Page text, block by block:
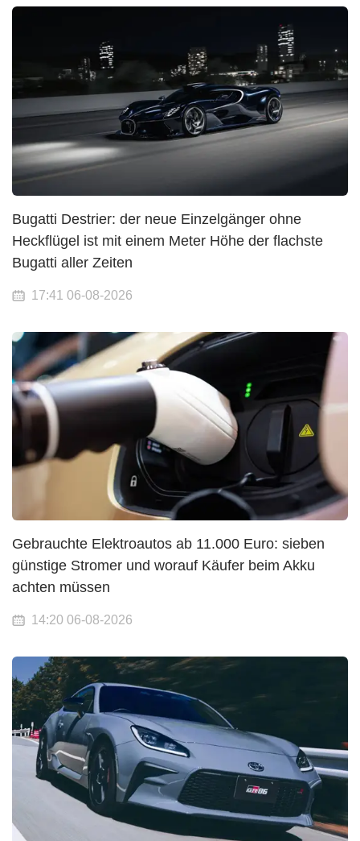
Bugatti Destrier: der neue Einzelgänger ohne
Heckflügel ist mit einem Meter Höhe der flachste
Bugatti aller Zeiten
17:41 06-08-2026
Gebrauchte Elektroautos ab 11.000 Euro: sieben
günstige Stromer und worauf Käufer beim Akku
achten müssen
14:20 06-08-2026